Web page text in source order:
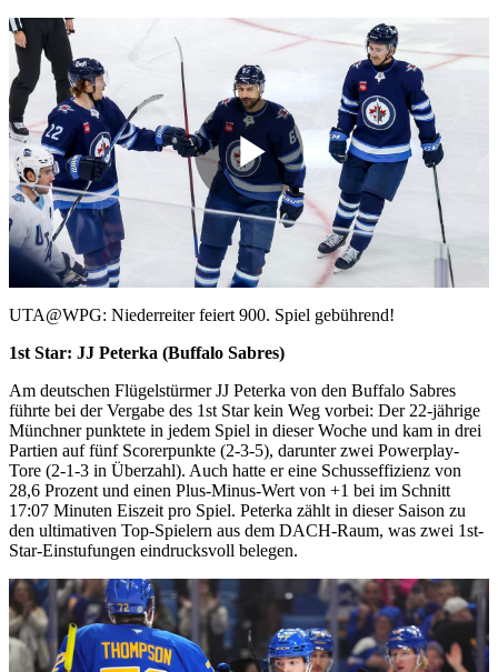
Play
Video
UTA@WPG: Niederreiter feiert 900. Spiel gebührend!
1st Star: JJ Peterka (Buffalo Sabres)
Am deutschen Flügelstürmer JJ Peterka von den Buffalo Sabres
führte bei der Vergabe des 1st Star kein Weg vorbei: Der 22-jährige
Münchner punktete in jedem Spiel in dieser Woche und kam in drei
Partien auf fünf Scorerpunkte (2-3-5), darunter zwei Powerplay-
Tore (2-1-3 in Überzahl). Auch hatte er eine Schusseffizienz von
28,6 Prozent und einen Plus-Minus-Wert von +1 bei im Schnitt
17:07 Minuten Eiszeit pro Spiel. Peterka zählt in dieser Saison zu
den ultimativen Top-Spielern aus dem DACH-Raum, was zwei 1st-
Star-Einstufungen eindrucksvoll belegen.